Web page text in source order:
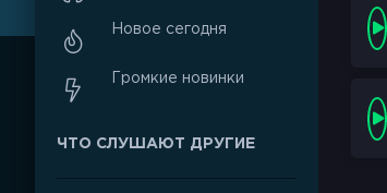
Новое сегодня
Громкие новинки
ЧТО СЛУШАЮТ ДРУГИЕ